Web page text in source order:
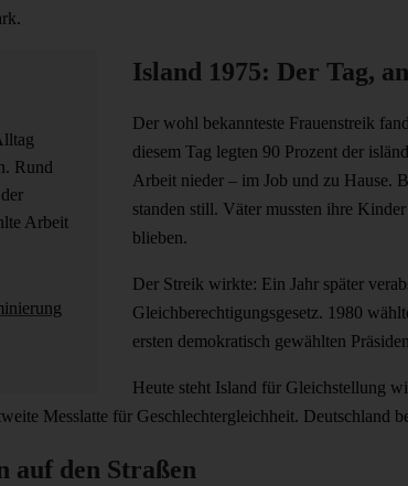
Rund
Arbeit
Island 1975: Der Tag,
Der wohl bekannteste Frauenstreik
diesem Tag legten 90 Prozent der
Arbeit nieder – im Job und zu Hause.
standen still. Väter mussten ihre
blieben.
Der Streik wirkte: Ein Jahr später
Gleichberechtigungsgesetz. 1980
ersten demokratisch gewählten
Heute steht Island für Gleichstellung
Messlatte für Geschlechtergleichheit. Deutschland
auf den Straßen